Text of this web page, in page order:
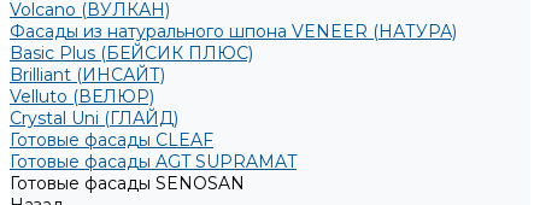
Volcano (ВУЛКАН)
Фасады из натурального шпона VENEER (НАТУРА)
Basic Plus (БЕЙСИК ПЛЮС)
Brilliant (ИНСАЙТ)
Velluto (ВЕЛЮР)
Crystal Uni (ГЛАЙД)
Готовые фасады CLEAF
Готовые фасады AGT SUPRAMAT
Готовые фасады SENOSAN